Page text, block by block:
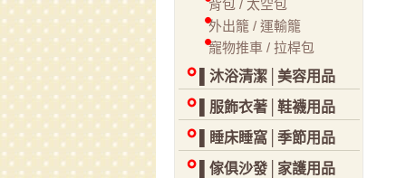
背包 / 太空包
外出籠 / 運輸籠
寵物推車 / 拉桿包
▌沐浴清潔│美容用品
▌服飾衣著│鞋襪用品
▌睡床睡窩│季節用品
▌傢俱沙發│家護用品